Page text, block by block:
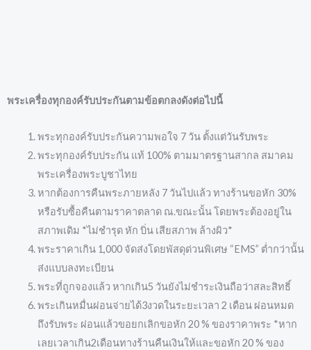
พระเครื่องทุกองค์รับประกันตามข้อตกลงดังต่อไปนี้
พระทุกองค์รับประกันความพอใจ 7 วัน ตั้งแต่วันรับพระ
พระทุกองค์รับประกัน แท้ 100% ตามมาตรฐานสากล สมาคม
พระเครื่องพระบูชาไทย
หากต้องการคืนพระภายหลัง 7 วันไปแล้ว ทางร้านขอหัก 30%
หรือรับซื้อคืนตามราคาตลาด ณ.ขณะนั้น โดยพระต้องอยู่ใน
สภาพเดิม *ไม่ชำรุด หัก บิ่น เสียสภาพ ล้างผิว*
พระราคาเกิน 1,000 จัดส่งโดยพัสดุด่วนพิเศษ “EMS” ต่ำกว่านั้น
ส่งแบบลงทะเบียน
พระที่ถูกจองแล้ว หากเกิน5 วันยังไม่ชำระเงินถือว่าสละสิทธิ์
พระเกินหมื่นผ่อนจ่ายได้3งวดในระยะเวลา 2 เดือน ผ่อนหมด
ถึงรับพระ ผ่อนแล้วขอยกเลิกขอหัก 20 % ของราคาพระ *หาก
เลยเวลาเกิน2เดือนทางร้านคืนเงินให้และขอหัก 20 % ของ